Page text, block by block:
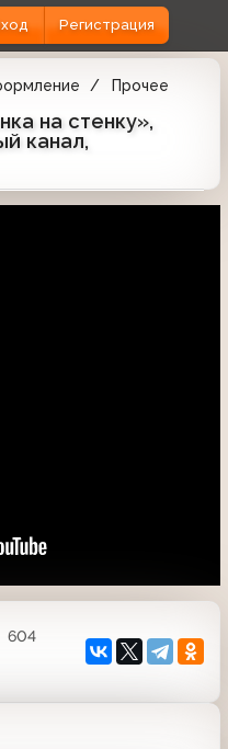
Регистрация
Прочее
на стенку»,
канал,
604